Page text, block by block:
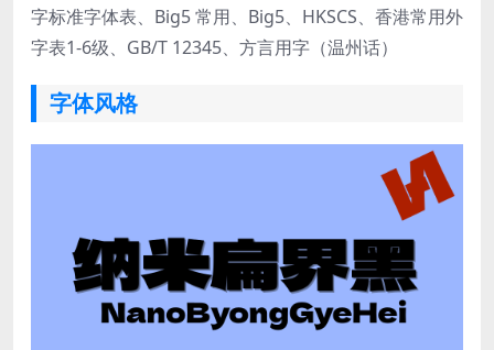
字标准字体表、Big5 常用、Big5、HKSCS、香港常用外
字表1-6级、GB/T 12345、方言用字（温州话）
字体风格